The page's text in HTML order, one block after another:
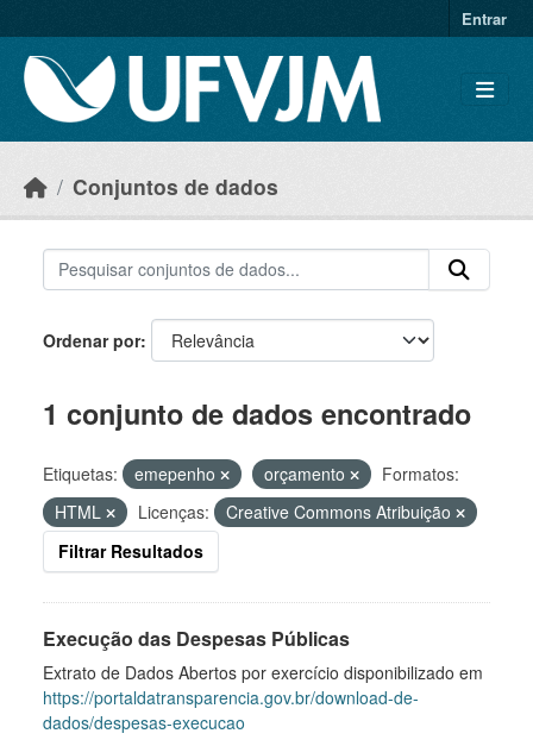
Entrar
Conjuntos de dados
Ordenar por
1 conjunto de dados encontrado
Etiquetas: emepenho orçamento
Formatos:
HTML
Licenças:
Creative Commons Atribuição
Filtrar Resultados
Execução das Despesas Públicas
Extrato de Dados Abertos por exercício disponibilizado em
https://portaldatransparencia.gov.br/download-de-
dados/despesas-execucao